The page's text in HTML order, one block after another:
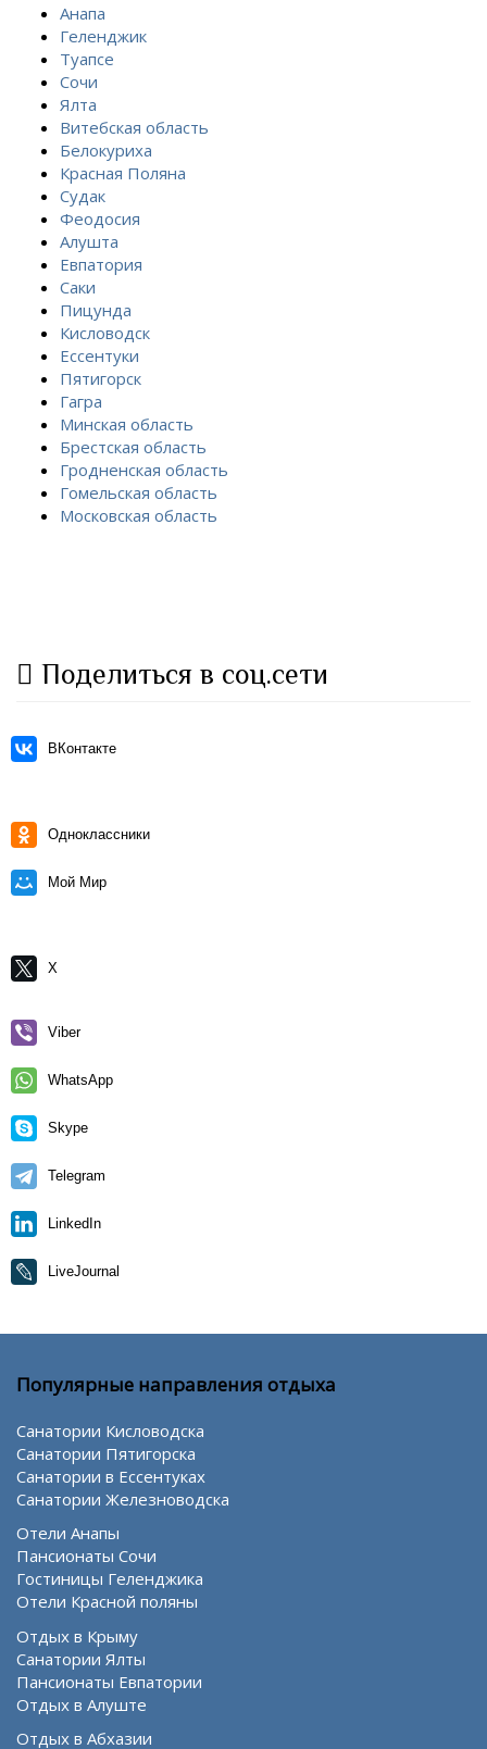
Анапа
Геленджик
Туапсе
Сочи
Ялта
Витебская область
Белокуриха
Красная Поляна
Судак
Феодосия
Алушта
Евпатория
Саки
Пицунда
Кисловодск
Ессентуки
Пятигорск
Гагра
Минская область
Брестская область
Гродненская область
Гомельская область
Московская область
Поделиться в соц.сети
ВКонтакте
Одноклассники
Мой Мир
X
Viber
WhatsApp
Skype
Telegram
LinkedIn
LiveJournal
Популярные направления отдыха
Санатории Кисловодска
Санатории Пятигорска
Санатории в Ессентуках
Санатории Железноводска
Отели Анапы
Пансионаты Сочи
Гостиницы Геленджика
Отели Красной поляны
Отдых в Крыму
Санатории Ялты
Пансионаты Евпатории
Отдых в Алуште
Отдых в Абхазии